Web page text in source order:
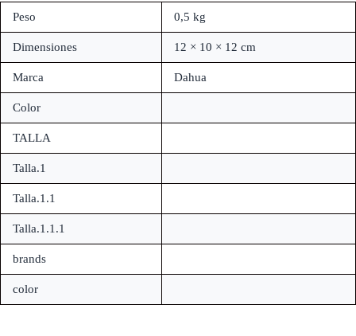
Peso 0,5 kg
Dimensiones 12 × 10 × 12 cm
Marca Dahua
Color
TALLA
Talla.1
Talla.1.1
Talla.1.1.1
brands
color